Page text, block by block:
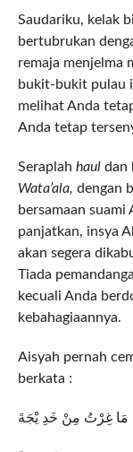
Saudariku, kelak
bertubrukan
remaja menjelma
bukit-bukit pulau
melihat Anda
Anda tetap
Seraplah hauldan
Wata’ala, dengan
bersamaan suami
panjatkan, insya
akan segera
Tiada
kecuali Anda
kebahagiaannya.
Aisyah pernah
berkata :
مَا غِرْتُ مِنْ خَدِ يْجَةَ